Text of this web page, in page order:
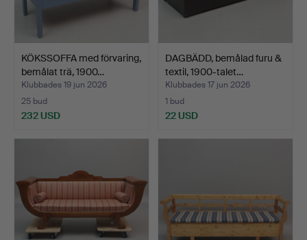
KÖKSSOFFA med förvaring,
bemålat trä, 1900…
Klubbades 19 jun 2026
25 bud
232 USD
DAGBÄDD, bemålad furu &
textil, 1900-talet…
Klubbades 17 jun 2026
1 bud
22 USD